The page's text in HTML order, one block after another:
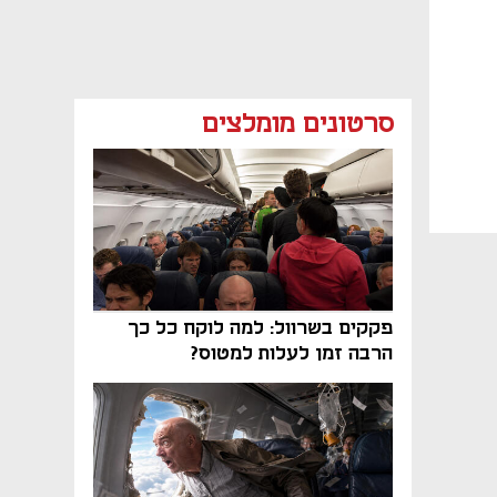
סרטונים מומלצים
פקקים בשרוול: למה לוקח כל כך
הרבה זמן לעלות למטוס?